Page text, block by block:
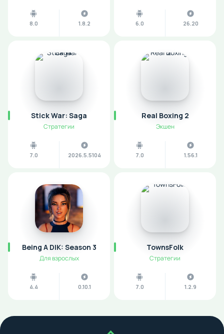
8.0 1.8.2 6.0 26.20
Stick War: Saga
Стратегии
7.0 2026.5.5104
Real Boxing 2
Экшен
7.0 1.56.1
Being A DIK: Season 3
Для взрослых
4.4 0.10.1
TownsFolk
Стратегии
7.0 1.2.9